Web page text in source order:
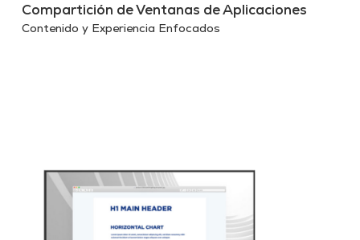
Compartición de Ventanas de Aplicaciones
Contenido y Experiencia Enfocados